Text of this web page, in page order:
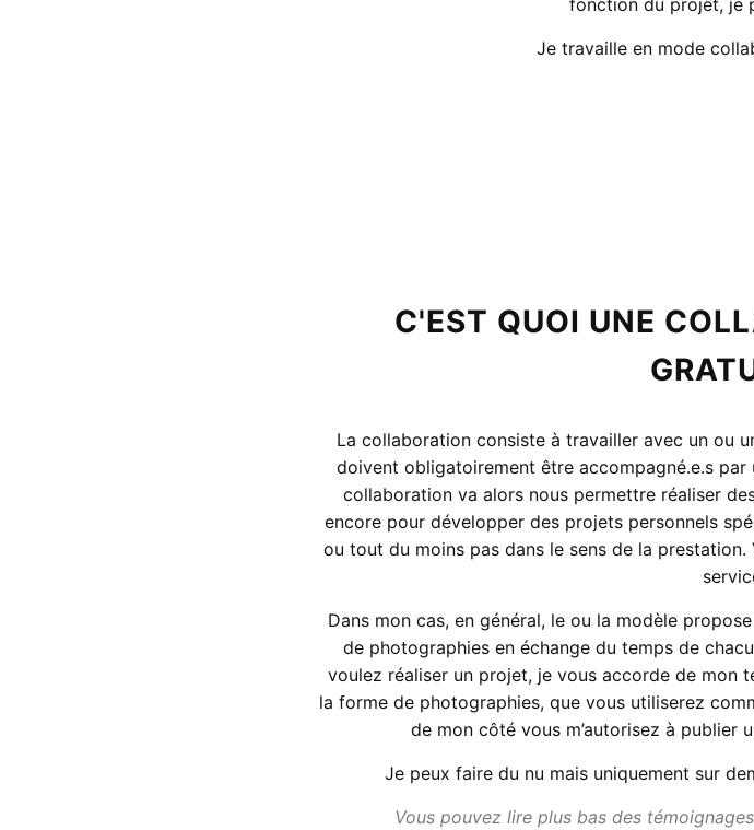
fonction du projet, je
Je travaille en mode
C'EST QUOI UNE
La collaboration consiste à travailler avec un ou
doivent obligatoirement être accompagné.e.s
collaboration va alors nous permettre réaliser
encore pour développer des projets personnels
ou tout du moins pas dans le sens de la
Dans mon cas, en général, le ou la modèle
de photographies en échange du temps de
voulez réaliser un projet, je vous accorde de mon
la forme de photographies, que vous utiliserez
de mon côté vous m’autorisez à publier
Je peux faire du nu mais uniquement sur
Vous pouvez lire plus bas des